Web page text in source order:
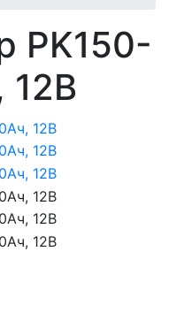
PK150-
12В